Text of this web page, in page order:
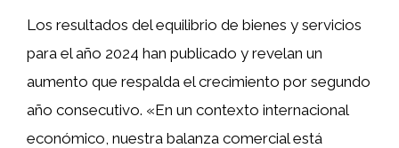
Los resultados del equilibrio de bienes y servicios
para el año 2024 han publicado y revelan un
aumento que respalda el crecimiento por segundo
año consecutivo. «En un contexto internacional
económico, nuestra balanza comercial está